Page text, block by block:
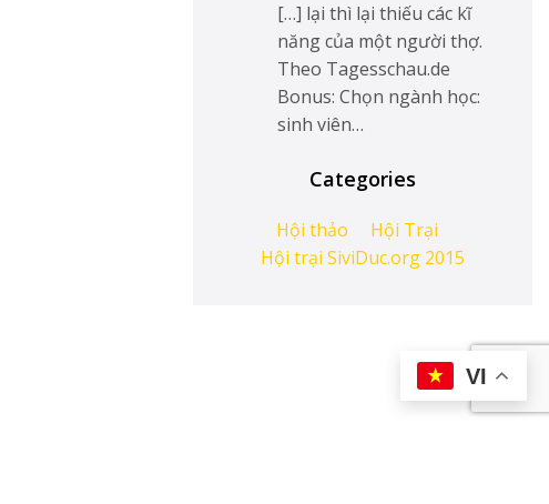
[…] lại thì lại thiếu các kĩ
năng của một người thợ.
Theo Tagesschau.de
Bonus: Chọn ngành học:
sinh viên…
Categories
Hội thảo
Hội Trại
Hội trại SiviDuc.org 2015
VI